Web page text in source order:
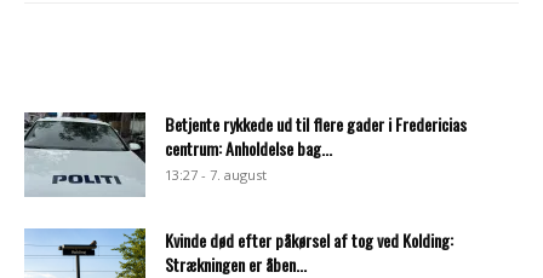
Betjente rykkede ud til flere gader i Fredericias
centrum: Anholdelse bag...
13:27 - 7. august
Kvinde død efter påkørsel af tog ved Kolding:
Strækningen er åben...